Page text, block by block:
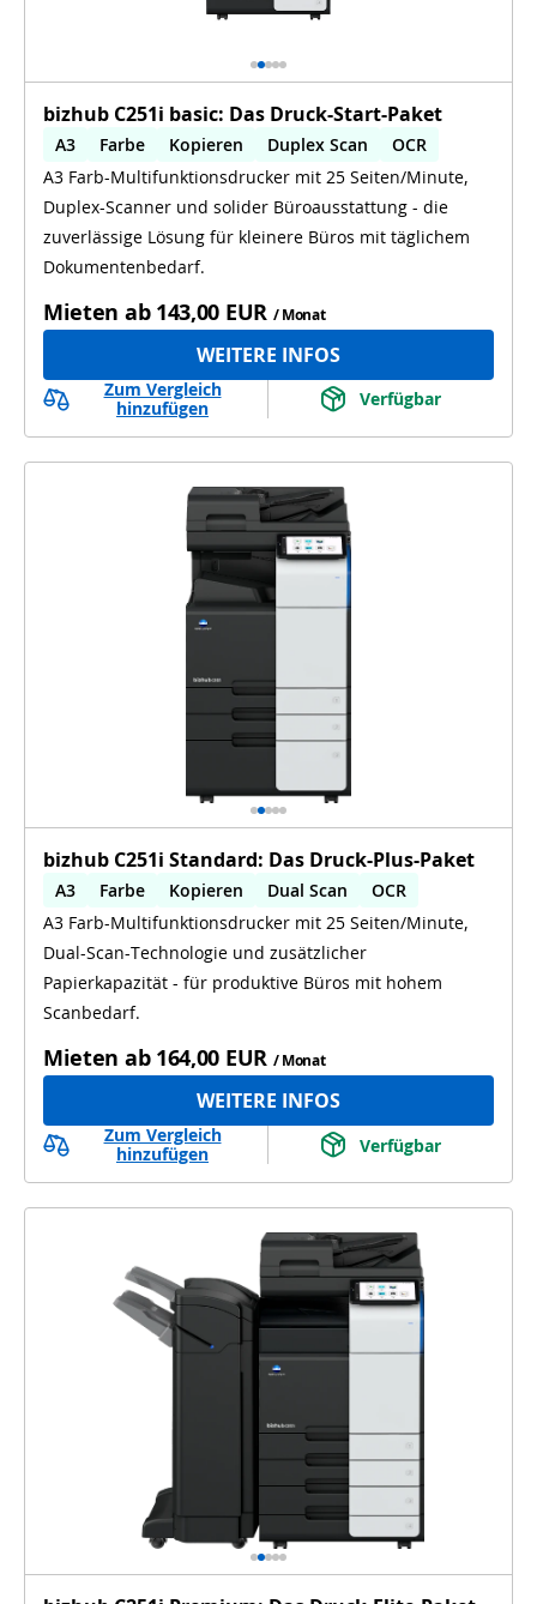
bizhub C251i basic: Das Druck-Start-Paket
A3 Farbe Kopieren Duplex Scan
OCR
A3 Farb-Multifunktionsdrucker mit 25 Seiten/Minute,
Duplex-Scanner und solider Büroausstattung - die
zuverlässige Lösung für kleinere Büros mit täglichem
Dokumentenbedarf.
Mieten ab 143,00 EUR / Monat
WEITERE INFOS
Zum Vergleich
hinzufügen
Verfügbar
bizhub C251i Standard: Das Druck-Plus-Paket
A3 Farbe Kopieren Dual Scan
OCR
A3 Farb-Multifunktionsdrucker mit 25 Seiten/Minute,
Dual-Scan-Technologie und zusätzlicher
Papierkapazität - für produktive Büros mit hohem
Scanbedarf.
Mieten ab 164,00 EUR / Monat
WEITERE INFOS
Zum Vergleich
hinzufügen
Verfügbar